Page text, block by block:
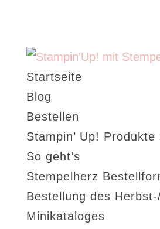
Startseite
Blog
Bestellen
Stampin’ Up!
So geht’s
Stempelherz
Bestellung des
Minikataloges